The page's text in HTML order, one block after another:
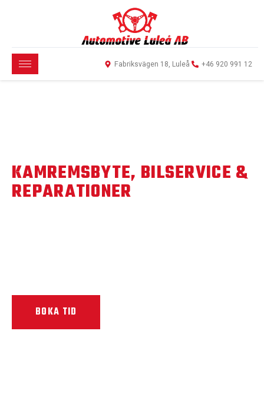
Fabriksvägen 18, Luleå +46 920 991 12
KAMREMSBYTE, BILSERVICE &
REPARATIONER
BOKA TID